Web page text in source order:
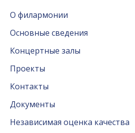
О филармонии
Основные сведения
Концертные залы
Проекты
Контакты
Документы
Независимая оценка качества